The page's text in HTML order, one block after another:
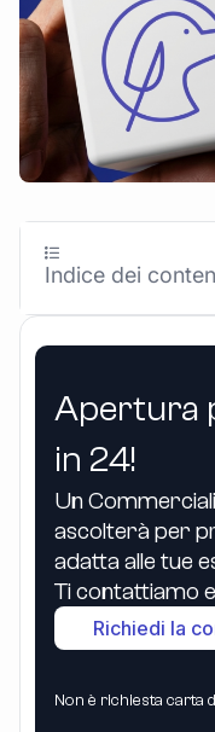
Apertura
in 24!
Un
ascolterà per
adatta alle tue
Ti contattiamo
Richiedi la
Non è richiesta carta
Indice dei